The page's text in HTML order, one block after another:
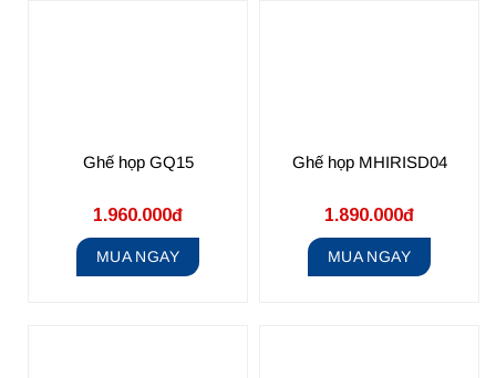
Ghế họp GQ15
1.960.000đ
MUA NGAY
Ghế họp MHIRISD04
1.890.000đ
MUA NGAY